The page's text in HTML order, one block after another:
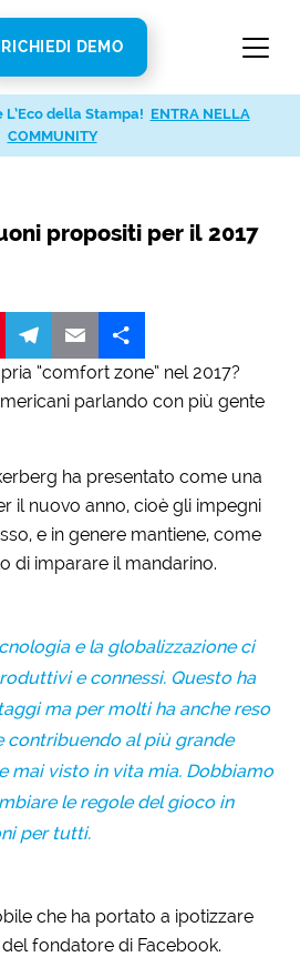
RICHIEDI DEMO
propositi per il 2017
“comfort zone” nel 2017?
parlando con più gente
ha presentato come una
il nuovo anno, cioè gli impegni
e in genere mantiene, come
di imparare il mandarino.
e la globalizzazione ci
e connessi. Questo ha
ma per molti ha anche reso
contribuendo al più grande
mai visto in vita mia. Dobbiamo
le regole del gioco in
per tutti.
che ha portato a ipotizzare
fondatore di Facebook.
della Stampa! ENTRA NELLA
COMMUNITY